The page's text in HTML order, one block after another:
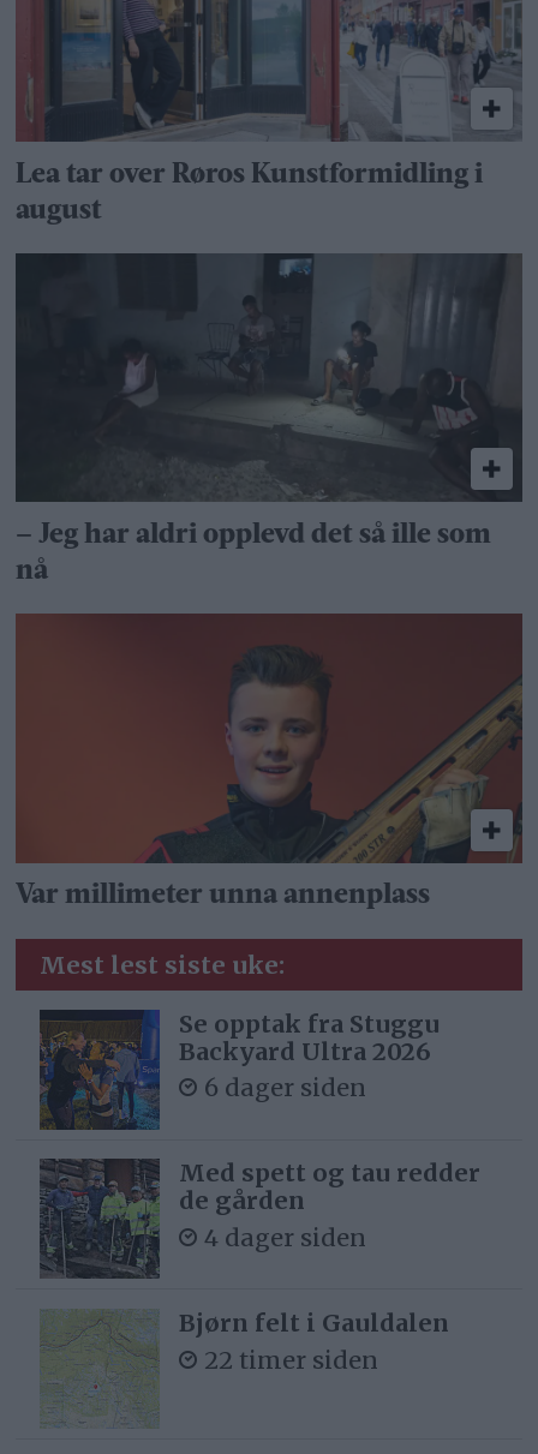
Lea tar over Røros Kunstformidling i
august
– Jeg har aldri opplevd det så ille som
nå
Var millimeter unna annenplass
Mest lest siste uke:
Se opptak fra Stuggu
Backyard Ultra 2026
6 dager siden
Med spett og tau redder
de gården
4 dager siden
Bjørn felt i Gauldalen
22 timer siden